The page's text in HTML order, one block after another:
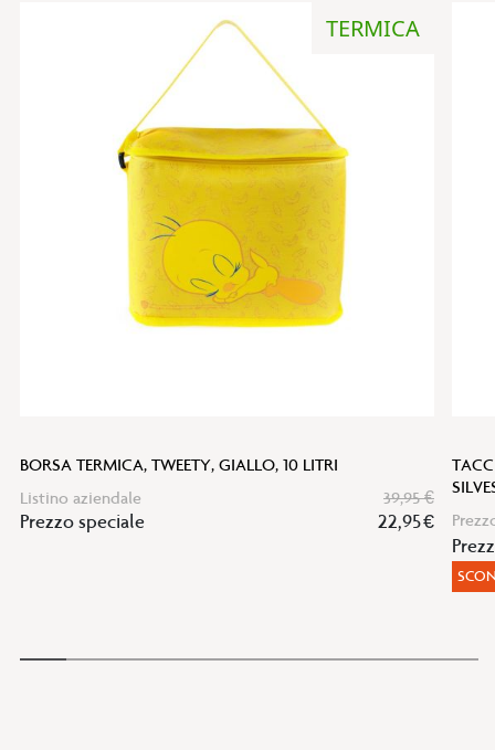
TERMICA
BORSA TERMICA, TWEETY, GIALLO, 10 LITRI
Listino aziendale
39,95 €
Prezzo speciale 22,95 €